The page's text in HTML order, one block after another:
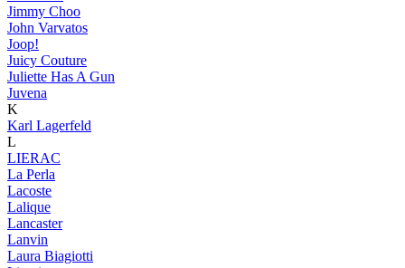
Jimmy Choo
John Varvatos
Joop!
Juicy Couture
Juliette Has A Gun
Juvena
K
Karl Lagerfeld
L
LIERAC
La Perla
Lacoste
Lalique
Lancaster
Lanvin
Laura Biagiotti